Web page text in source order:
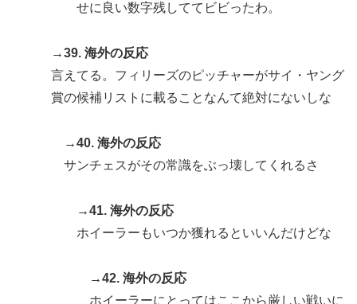
せに良い数字残しててビビったわ。
→39. 海外の反応
言えてる。フィリーズのピッチャーがサイ・ヤング
賞の候補リストに載ることなんて絶対にないしな
→40. 海外の反応
サンチェスがその常識をぶっ壊してくれるさ
→41. 海外の反応
ホイーラーもいつか獲れるといいんだけどな
→42. 海外の反応
ホイーラーにとってはここから厳しい戦いに